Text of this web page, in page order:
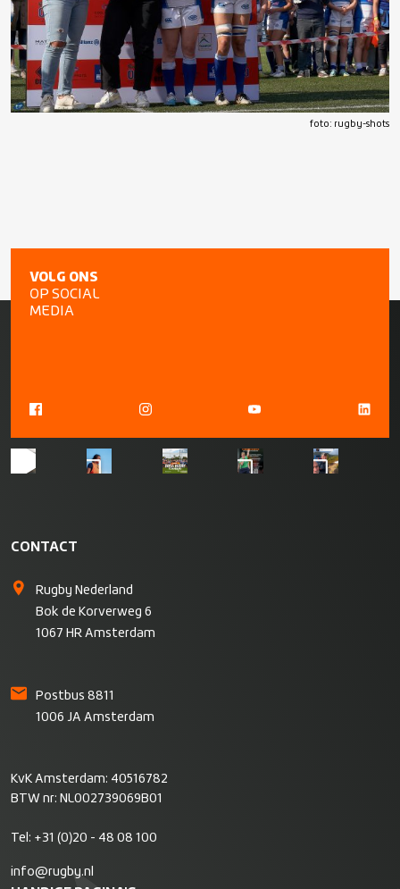
foto: rugby-shots
VOLG ONS
OP SOCIAL
MEDIA
CONTACT
Rugby Nederland
Bok de Korverweg 6
1067 HR Amsterdam
Postbus 8811
1006 JA Amsterdam
KvK Amsterdam: 40516782
BTW nr: NL002739069B01
Tel: +31 (0)20 - 48 08 100
info@rugby.nl